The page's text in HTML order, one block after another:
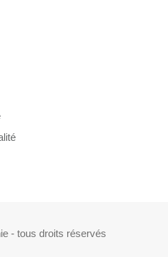
- tous droits réservés